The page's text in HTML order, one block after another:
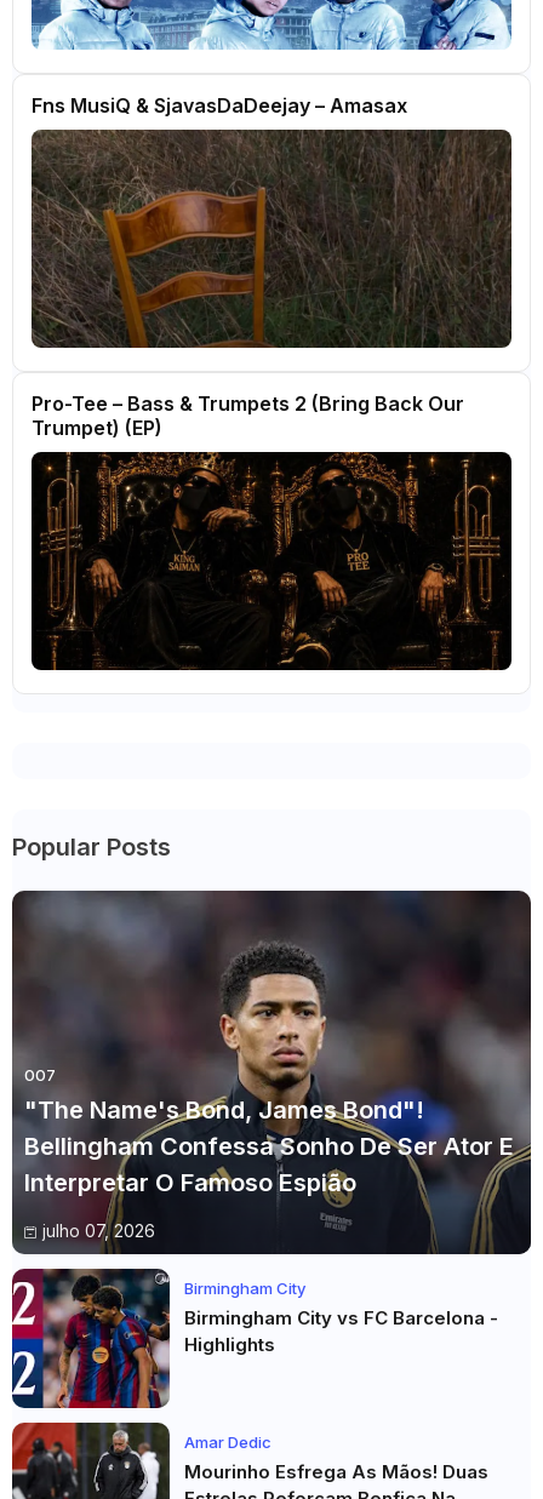
Fns MusiQ & SjavasDaDeejay – Amasax
Pro-Tee – Bass & Trumpets 2 (Bring Back Our
Trumpet) (EP)
Popular Posts
007
"The Name's Bond, James Bond"!
Bellingham Confessa Sonho De Ser Ator E
Interpretar O Famoso Espião
julho 07, 2026
Birmingham City
Birmingham City vs FC Barcelona -
Highlights
Amar Dedic
Mourinho Esfrega As Mãos! Duas